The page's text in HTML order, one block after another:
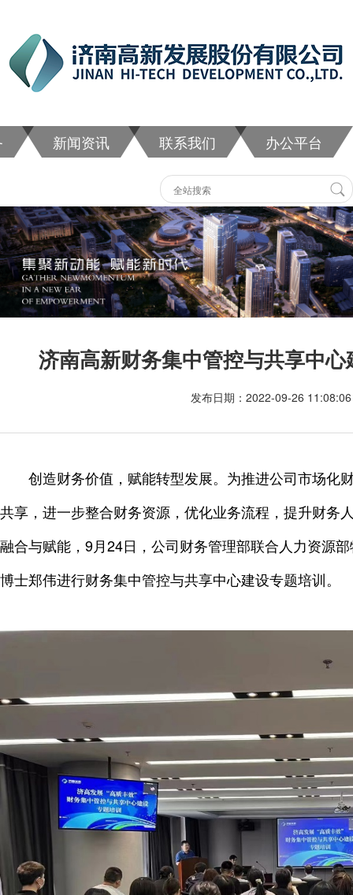
新闻资讯 联系我们 办公平台
济南高新财务集中管控与共享中
发布日期：2022-09-26
创造财务价值，赋能转型发展。为推进公司市场化
共享，进一步整合财务资源，优化业务流程，提升财务
融合与赋能，9月24日，公司财务管理部联合人力资源
博士郑伟进行财务集中管控与共享中心建设专题培训。